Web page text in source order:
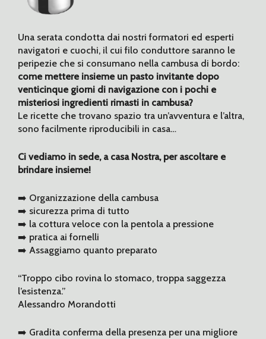
Una serata condotta dai nostri formatori ed esperti
navigatori e cuochi, il cui filo conduttore saranno le
peripezie che si consumano nella cambusa di bordo:
come mettere insieme un pasto invitante dopo
venticinque giorni di navigazione con i pochi e
misteriosi ingredienti rimasti in cambusa?
Le ricette che trovano spazio tra un’avventura e l’altra,
sono facilmente riproducibili in casa…
Ci vediamo in sede, a casa Nostra, per ascoltare e
brindare insieme!
➡️ Organizzazione della cambusa
➡️ sicurezza prima di tutto
➡️ la cottura veloce con la pentola a pressione
➡️ pratica ai fornelli
➡️ Assaggiamo quanto preparato
“Troppo cibo rovina lo stomaco, troppa saggezza
l’esistenza.”
Alessandro Morandotti
➡️ Gradita conferma della presenza per una migliore